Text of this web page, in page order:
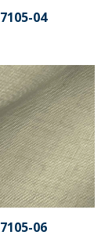
7105-04
7105-06